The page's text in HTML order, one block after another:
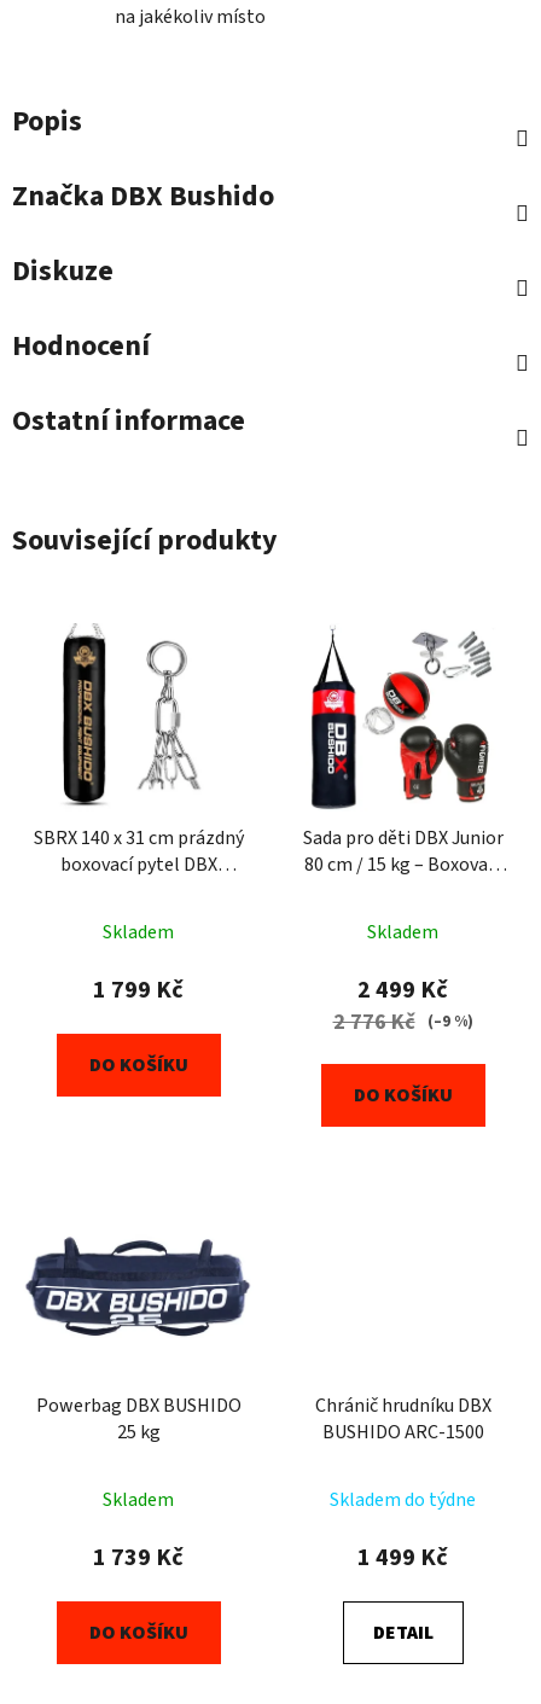
na jakékoliv místo
Popis
Značka DBX Bushido
Diskuze
Hodnocení
Ostatní informace
Související produkty
SBRX 140 x 31 cm prázdný
boxovací pytel DBX
Skladem
1 799 Kč
DO KOŠÍKU
Sada pro děti DBX Junior
80 cm / 15 kg – Boxovací
Skladem
2 499 Kč
2 776 Kč (–9 %)
DO KOŠÍKU
Powerbag DBX BUSHIDO
25 kg
Skladem
1 739 Kč
DO KOŠÍKU
Chránič hrudníku DBX
BUSHIDO ARC-1500
Skladem do týdne
1 499 Kč
DETAIL